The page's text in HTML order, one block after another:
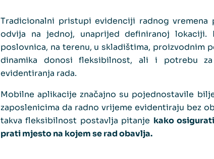
Tradicionalni pristupi evidenciji radnog
odvija na jednoj, unaprijed definiranoj
poslovnica, na terenu, u skladištima, proizvodnim
dinamika donosi fleksibilnost, ali i potrebu
evidentiranja rada.
Mobilne aplikacije značajno su pojednostavile
zaposlenicima da radno vrijeme evidentiraju bez
takva fleksibilnost postavlja pitanje kako
prati mjesto na kojem se rad obavlja.